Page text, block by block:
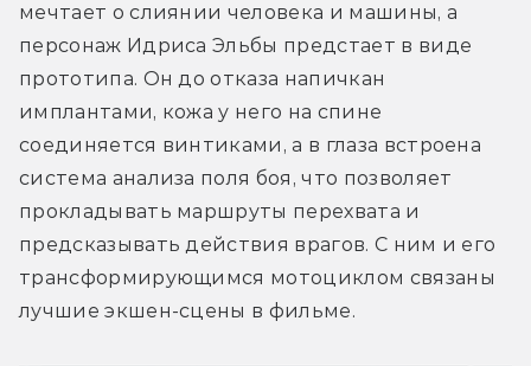
мечтает о слиянии человека и машины, а
персонаж Идриса Эльбы предстает в виде
прототипа. Он до отказа напичкан
имплантами, кожа у него на спине
соединяется винтиками, а в глаза встроена
система анализа поля боя, что позволяет
прокладывать маршруты перехвата и
предсказывать действия врагов. С ним и его
трансформирующимся мотоциклом связаны
лучшие экшен-сцены в фильме.